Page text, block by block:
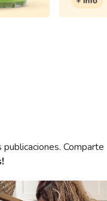
tus publicaciones.